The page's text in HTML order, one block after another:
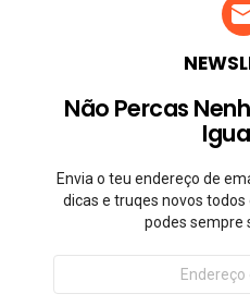
Não Percas
Envia o teu endereço de
dicas e truqes novos todos
podes sempre
Endereço
email